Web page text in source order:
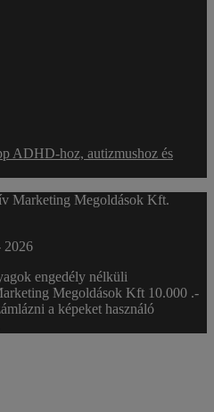
ADHD-hoz, autizmushoz és
Marketing Megoldások Kft.
2026
engedély nélküli
Megoldások Kft 10.000 .-
a képeket használó